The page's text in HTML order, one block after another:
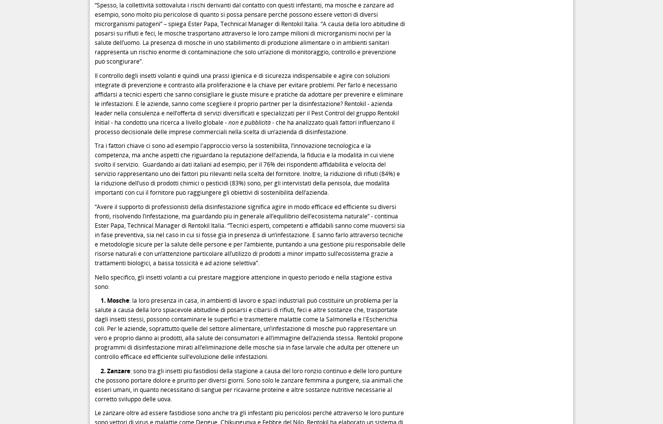
“Spesso, la collettività sottovaluta i rischi derivanti dal contatto con questi infestanti, ma mosche e zanzare ad
esempio, sono molto più pericolose di quanto si possa pensare perché possono essere vettori di diversi
microrganismi patogeni” – spiega Ester Papa, Technical Manager di Rentokil Italia. “A causa della loro abitudine di
posarsi su rifiuti e feci, le mosche trasportano attraverso le loro zampe milioni di microrganismi nocivi per la
salute dell’uomo. La presenza di mosche in uno stabilimento di produzione alimentare o in ambienti sanitari
rappresenta un rischio enorme di contaminazione che solo un’azione di monitoraggio, controllo e prevenzione
può scongiurare”.
Il controllo degli insetti volanti è quindi una prassi igienica e di sicurezza indispensabile e agire con soluzioni
integrate di prevenzione e contrasto alla proliferazione è la chiave per evitare problemi. Per farlo è necessario
affidarsi a tecnici esperti che sanno consigliare le giuste misure e pratiche da adottare per prevenire e eliminare
le infestazioni. E le aziende, sanno come scegliere il proprio partner per la disinfestazione? Rentokil - azienda
leader nella consulenza e nell’offerta di servizi diversificati e specializzati per il Pest Control del gruppo Rentokil
Initial - ha condotto una ricerca a livello globale -non è pubblicità- che ha analizzato quali fattori influenzano il
processo decisionale delle imprese commerciali nella scelta di un’azienda di disinfestazione.
Tra i fattori chiave ci sono ad esempio l'approccio verso la sostenibilità, l’innovazione tecnologica e la
competenza, ma anche aspetti che riguardano la reputazione dell’azienda, la fiducia e la modalità in cui viene
svolto il servizio. Guardando ai dati italiani ad esempio, per il 76% dei rispondenti affidabilità e velocità del
servizio rappresentano uno dei fattori più rilevanti nella scelta del fornitore. Inoltre, la riduzione di rifiuti (84%) e
la riduzione dell’uso di prodotti chimici o pesticidi (83%) sono, per gli intervistati della penisola, due modalità
importanti con cui il fornitore può raggiungere gli obiettivi di sostenibilità dell’azienda.
“Avere il supporto di professionisti della disinfestazione significa agire in modo efficace ed efficiente su diversi
fronti, risolvendo l’infestazione, ma guardando più in generale all’equilibrio dell’ecosistema naturale” - continua
Ester Papa, Technical Manager di Rentokil Italia. “Tecnici esperti, competenti e affidabili sanno come muoversi sia
in fase preventiva, sia nel caso in cui si fosse già in presenza di un’infestazione. E sanno farlo attraverso tecniche
e metodologie sicure per la salute delle persone e per l’ambiente, puntando a una gestione più responsabile delle
risorse naturali e con un’attenzione particolare all’utilizzo di prodotti a minor impatto sull’ecosistema grazie a
trattamenti biologici, a bassa tossicità e ad azione selettiva”.
Nello specifico, gli insetti volanti a cui prestare maggiore attenzione in questo periodo e nella stagione estiva
sono:
1. Mosche: la loro presenza in casa, in ambienti di lavoro e spazi industriali può costituire un problema per la
salute a causa della loro spiacevole abitudine di posarsi e cibarsi di rifiuti, feci e altre sostanze che, trasportate
dagli insetti stessi, possono contaminare le superfici e trasmettere malattie come la Salmonella e l'Escherichia
coli. Per le aziende, soprattutto quelle del settore alimentare, un’infestazione di mosche può rappresentare un
vero e proprio danno ai prodotti, alla salute dei consumatori e all’immagine dell’azienda stessa. Rentokil propone
programmi di disinfestazione mirati all’eliminazione delle mosche sia in fase larvale che adulta per ottenere un
controllo efficace ed efficiente sull’evoluzione delle infestazioni.
2. Zanzare: sono tra gli insetti più fastidiosi della stagione a causa del loro ronzio continuo e delle loro punture
che possono portare dolore e prurito per diversi giorni. Sono solo le zanzare femmina a pungere, sia animali che
esseri umani, in quanto necessitano di sangue per ricavarne proteine e altre sostanze nutritive necessarie al
corretto sviluppo delle uova.
Le zanzare oltre ad essere fastidiose sono anche tra gli infestanti più pericolosi perché attraverso le loro punture